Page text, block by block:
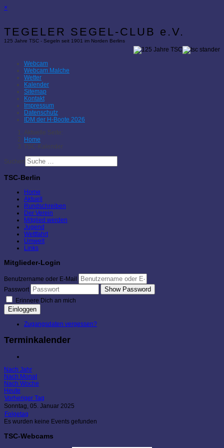
×
TEGELER SEGEL-CLUB e.V.
125 Jahre TSC - Segeln seit 1901 im Norden Berlins
Webcam
Webcam Malche
Wetter
Kalender
Sitemap
Kontakt
Impressum
Datenschutz
IDM der H-Boote 2026
Aktuelle Seite:
Home
TSC-Kalender
Suchen
TSC-Berlin
Home
Aktuell
Rundschreiben
Der Verein
Mitglied werden
Jugend
Wettfahrt
Umwelt
Links
Mitglieder-Login
Benutzername oder E-Mail
Passwort
Show Password
Erinnere Dich an mich
Einloggen
Zugangsdaten vergessen?
Terminkalender
Nach Jahr
Nach Monat
Nach Woche
Heute
Vorheriger Tag
Sonntag, 05. Januar 2025
Folgetag
Es wurden keine Events gefunden
TSC-Webcams